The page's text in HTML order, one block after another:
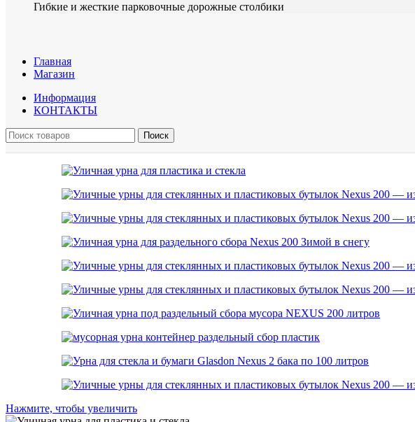
Гибкие и жесткие парковочные дорожные столбики
Главная
Магазин
Информация
КОНТАКТЫ
Поиск
Нажмите, чтобы увеличить